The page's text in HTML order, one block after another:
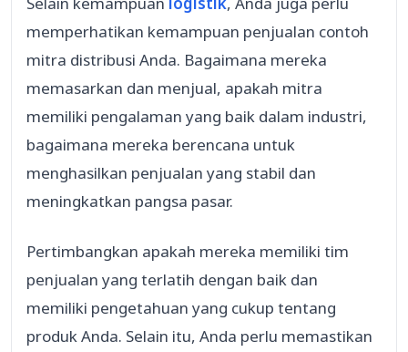
memperhatikan kemampuan penjualan contoh
mitra distribusi Anda. Bagaimana mereka
memasarkan dan menjual, apakah mitra
memiliki pengalaman yang baik dalam industri,
bagaimana mereka berencana untuk
menghasilkan penjualan yang stabil dan
meningkatkan pangsa pasar.
Pertimbangkan apakah mereka memiliki tim
penjualan yang terlatih dengan baik dan
memiliki pengetahuan yang cukup tentang
produk Anda. Selain itu, Anda perlu memastikan